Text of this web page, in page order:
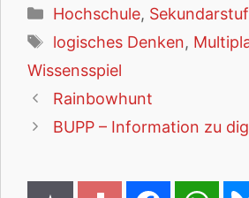
Kategorien
Hochschule,
Schlagwörter
logisches Denken,
Wissensspiel
Rainbowhunt
BUPP – Information zu